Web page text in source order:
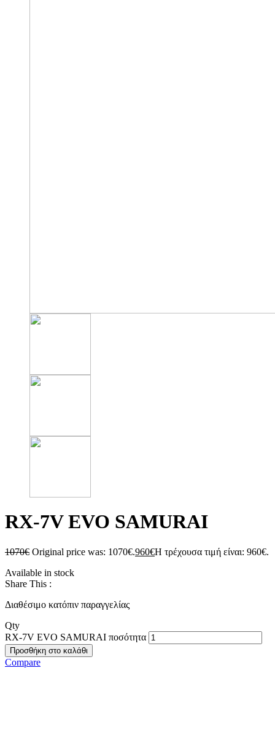
RX-7V EVO SAMURAI
1070€ Original price was: 1070€.960€Η τρέχουσα τιμή είναι: 960€.
Available in stock
Share This :
Διαθέσιμο κατόπιν παραγγελίας
Qty
RX-7V EVO SAMURAI ποσότητα
Προσθήκη στο καλάθι
Compare